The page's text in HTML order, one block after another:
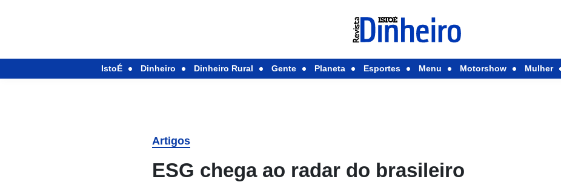
IstoÉ Dinheiro Dinheiro Rural Gente Planeta Esportes Menu Motorshow Mulher
Artigos
ESG chega ao radar do brasileiro